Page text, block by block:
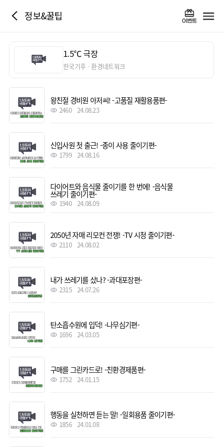
정보&꿀팁
1.5℃ 극장
한국기후ㆍ환경네트워크
왕친절 경비원 아저씨! -고품질 재활용품편-
2460 24.08.23
신입사원 첫 출근! -종이 사용 줄이기편-
1799 24.08.16
다이어트와 음식물 줄이기를 한 번에! -음식물
쓰레기 줄이기편-
1940 24.08.09
2050년 자매 리모컨 전쟁! -TV 시청 줄이기편-
2110 24.08.02
내가 쓰레기를 샀나? -과대포장편-
2315 24.07.26
탄소흡수원에 입덕! -나무심기편-
1696 24.03.05
구매를 그린카드로! -친환경제품편-
1752 24.01.15
행동을 실천하면 듣는 말! -일회용품 줄이기편-
1856 24.01.08